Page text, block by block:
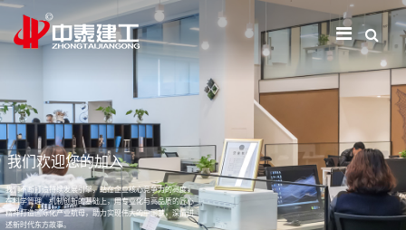
我们欢迎您的加入
我们不断打造持续发展引擎，站在企业核心竞争力的高度，
在科学管理、机制创新的基础上，用专业化与高品质的匠心
精神打造国际化产业航母，助力实现伟大的中国梦，深情讲
述新时代东方故事。